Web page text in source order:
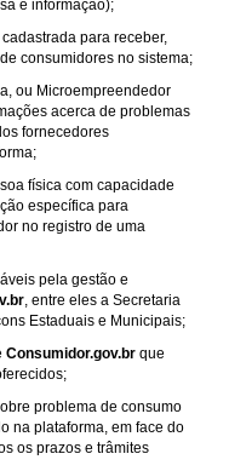
e informação);
para receber,
consumidores no sistema;
ou Microempreendedor
acerca de problemas
fornecedores
física com capacidade
específica para
no registro de uma
pela gestão e
, entre eles a Secretaria
Estaduais e Municipais;
Consumidor.gov.br que
problema de consumo
na plataforma, em face do
os prazos e trâmites